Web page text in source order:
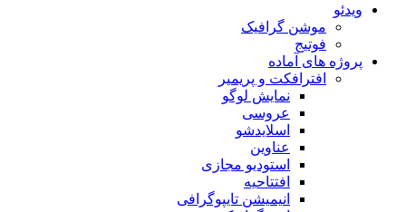
ویدئو
موشن گرافیک
فوتیج
پروژه های آماده
افترافکت و پریمیر
نمایش لوگو
عروسی
اسلایدشو
عناوین
استودیو مجازی
افتتاحیه
انیمیشن تایپوگرافی